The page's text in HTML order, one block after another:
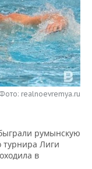
Фото: realnoevremya.ru
румынскую
Лиги
в